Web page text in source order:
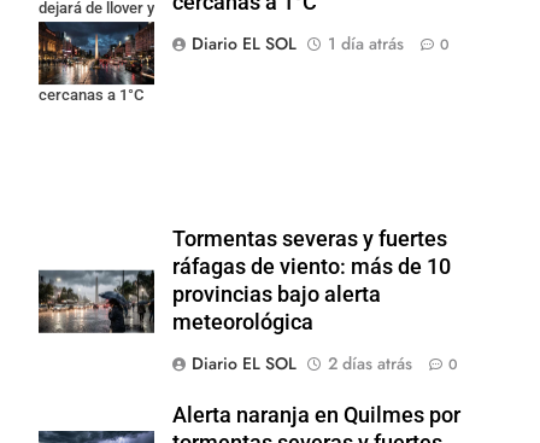
dejará de llover y
llega una ola de
frío con mínimas
cercanas a 1°C
Diario EL SOL
1 día atrás 0
Tormentas severas y fuertes
ráfagas de viento: más de 10
provincias bajo alerta
meteorológica
Diario EL SOL
2 días atrás 0
Alerta naranja en Quilmes por